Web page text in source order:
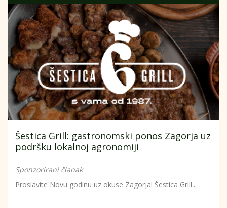
Šestica Grill: gastronomski ponos Zagorja uz
podršku lokalnoj agronomiji
Sponzorirani članak
Proslavite Novu godinu uz okuse Zagorja! Šestica Grill...